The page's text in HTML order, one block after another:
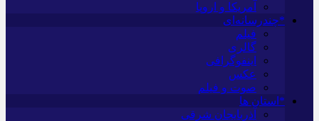
آمریکا و اروپا
*چندرسانه‌ای
فیلم
گالری
اینفوگرافی
عکس
صوت و فیلم
*استان ها
آذربایجان شرقی